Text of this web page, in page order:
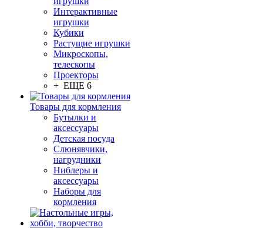
Интерактивные
игрушки
Кубики
Растущие игрушки
Микроскопы,
телескопы
Проекторы
+ ЕЩЕ 6
Товары для кормления
Бутылки и
аксессуары
Детская посуда
Слюнявчики,
нагрудники
Ниблеры и
аксессуары
Наборы для
кормления